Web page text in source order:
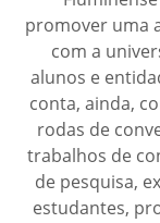
promover uma
com a
alunos e
conta, ainda,
rodas de
trabalhos de
de pesquisa,
estudantes,